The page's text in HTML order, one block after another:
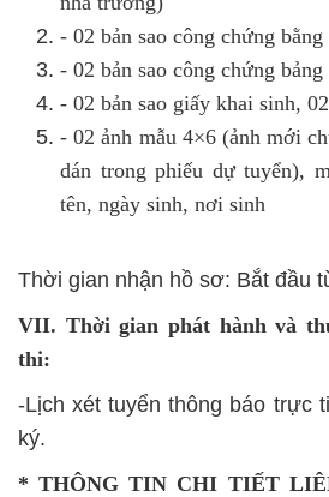
- 02 bản sao công chứng
- 02 bản sao công chứng
- 02 bản sao giấy khai sinh,
- 02 ảnh mẫu 4×6 (ảnh mới
dán trong phiếu dự tuyển),
tên, ngày sinh, nơi sinh
Thời gian nhận hồ sơ: Bắt đầu
VII. Thời gian phát hành và
thi:
-Lịch xét tuyển thông báo trực
ký.
* THÔNG TIN CHI TIẾT